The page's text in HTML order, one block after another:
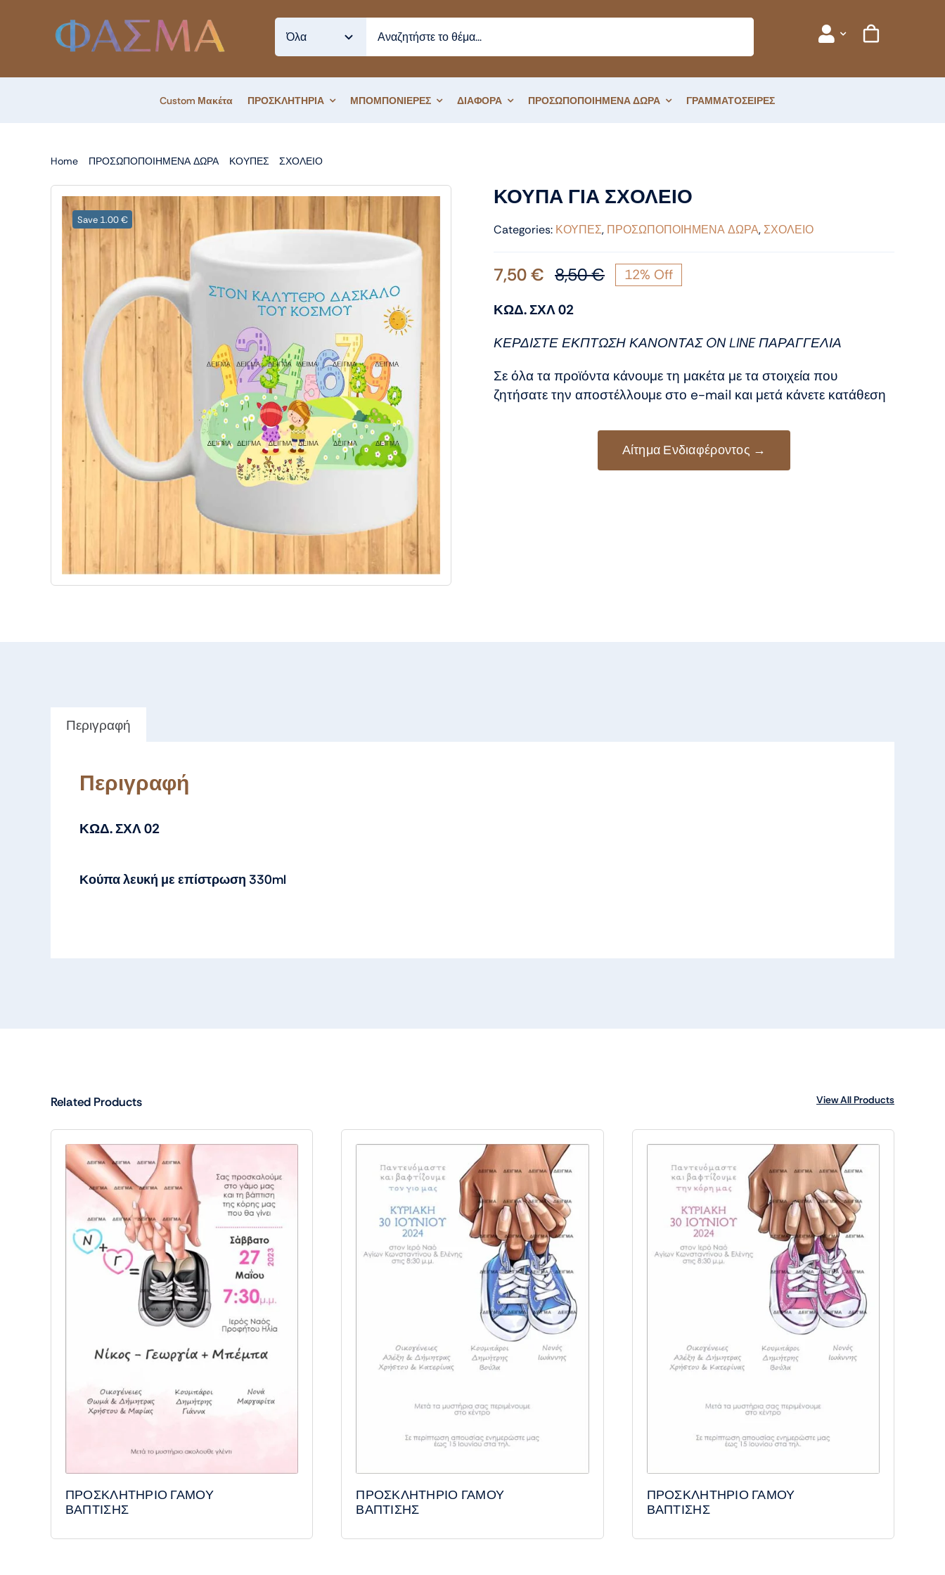
Custom Μακέτα ΠΡΟΣΚΛΗΤΗΡΙΑ ΜΠΟΜΠΟΝΙΕΡΕΣ ΔΙΑΦΟΡΑ ΠΡΟΣΩΠΟΠΟΙΗΜΕΝΑ ΔΩΡΑ ΓΡΑΜΜΑΤΟΣΕΙΡΕΣ
Home ΠΡΟΣΩΠΟΠΟΙΗΜΕΝΑ ΔΩΡΑ ΚΟΥΠΕΣ ΣΧΟΛΕΙΟ
Save 1.00 €
ΚΟΥΠΑ ΓΙΑ ΣΧΟΛΕΙΟ
Categories: ΚΟΥΠΕΣ, ΠΡΟΣΩΠΟΠΟΙΗΜΕΝΑ ΔΩΡΑ,ΣΧΟΛΕΙΟ
8,50€Original
8,50 €.
7,50€
Η
είναι:
12% Off
ΚΩΔ. ΣΧΛ 02
ΚΕΡΔΙΣΤΕ ΕΚΠΤΩΣΗ ΚΑΝΟΝΤΑΣ ON LINE ΠΑΡΑΓΓΕΛΙΑ
Σε όλα τα προϊόντα κάνουμε τη μακέτα με τα στοιχεία που
ζητήσατε την αποστέλλουμε στο e-mail και μετά κάνετε κατάθεση
Αίτημα Ενδιαφέροντος →
Περιγραφή
Περιγραφή
ΚΩΔ. ΣΧΛ 02
Κούπα λευκή με επίστρωση 330ml
Related Products View All Products
ΠΡΟΣΚΛΗΤΗΡΙΟ ΓΑΜΟΥ
ΒΑΠΤΙΣΗΣ
ΠΡΟΣΚΛΗΤΗΡΙΟ ΓΑΜΟΥ
ΒΑΠΤΙΣΗΣ
ΠΡΟΣΚΛΗΤΗΡΙΟ ΓΑΜΟΥ
ΒΑΠΤΙΣΗΣ